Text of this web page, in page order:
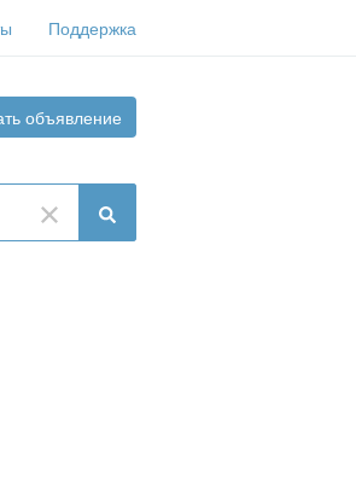
Поддержка
объявление